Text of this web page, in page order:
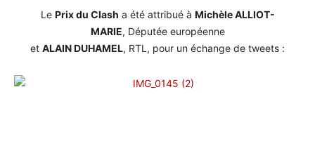
Le Prix du Clash a été attribué à Michèle ALLIOT-
MARIE, Députée européenne
et ALAIN DUHAMEL, RTL, pour un échange de tweets :